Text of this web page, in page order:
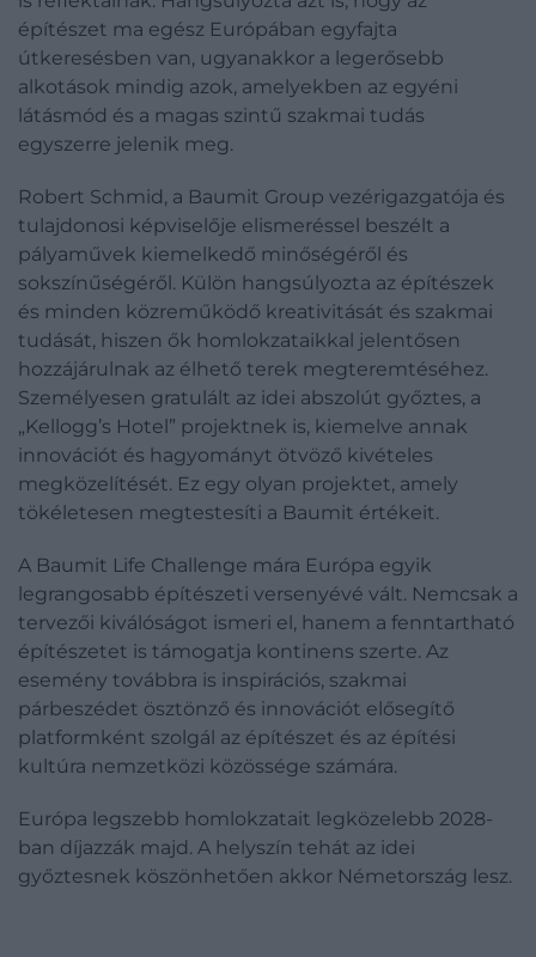
építészet ma egész Európában egyfajta
útkeresésben van, ugyanakkor a legerősebb
alkotások mindig azok, amelyekben az egyéni
látásmód és a magas szintű szakmai tudás
egyszerre jelenik meg.
Robert Schmid, a Baumit Group vezérigazgatója és
tulajdonosi képviselője elismeréssel beszélt a
pályaművek kiemelkedő minőségéről és
sokszínűségéről. Külön hangsúlyozta az építészek
és minden közreműködő kreativitását és szakmai
tudását, hiszen ők homlokzataikkal jelentősen
hozzájárulnak az élhető terek megteremtéséhez.
Személyesen gratulált az idei abszolút győztes, a
„Kellogg’s Hotel” projektnek is, kiemelve annak
innovációt és hagyományt ötvöző kivételes
megközelítését. Ez egy olyan projektet, amely
tökéletesen megtestesíti a Baumit értékeit.
A Baumit Life Challenge mára Európa egyik
legrangosabb építészeti versenyévé vált. Nemcsak a
tervezői kiválóságot ismeri el, hanem a fenntartható
építészetet is támogatja kontinens szerte. Az
esemény továbbra is inspirációs, szakmai
párbeszédet ösztönző és innovációt elősegítő
platformként szolgál az építészet és az építési
kultúra nemzetközi közössége számára.
Európa legszebb homlokzatait legközelebb 2028-
ban díjazzák majd. A helyszín tehát az idei
győztesnek köszönhetően akkor Németország lesz.